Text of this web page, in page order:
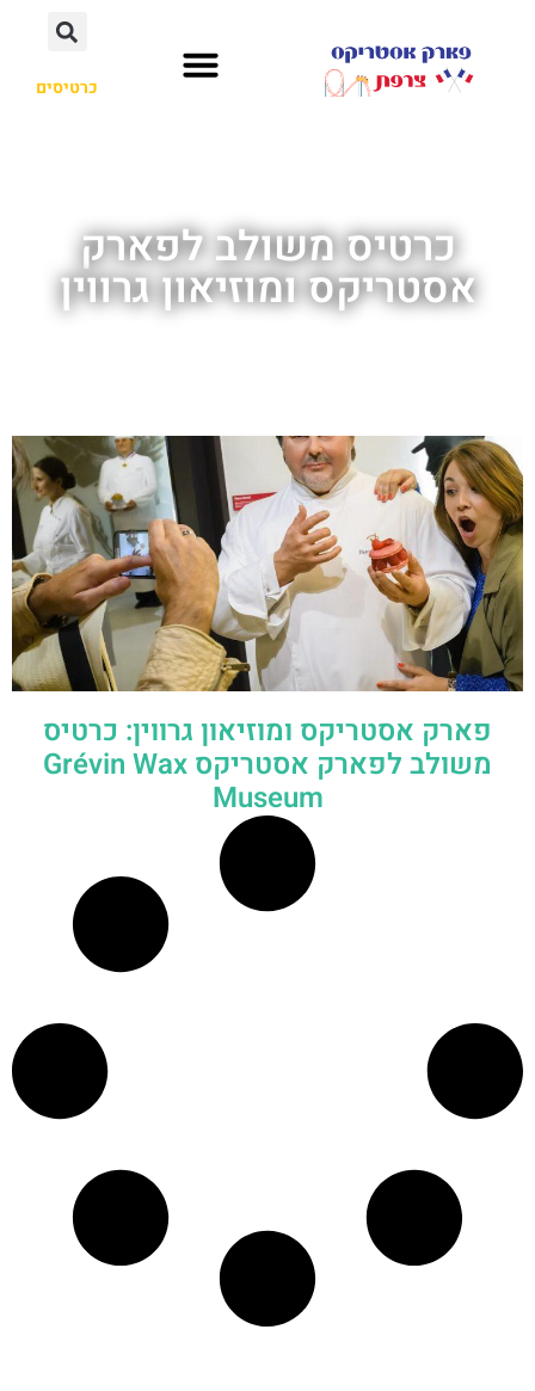
כרטיסים
כרטיס משולב לפארק
אסטריקס ומוזיאון גרווין
פארק אסטריקס ומוזיאון גרווין: כרטיס
משולב לפארק אסטריקס Grévin Wax
Museum